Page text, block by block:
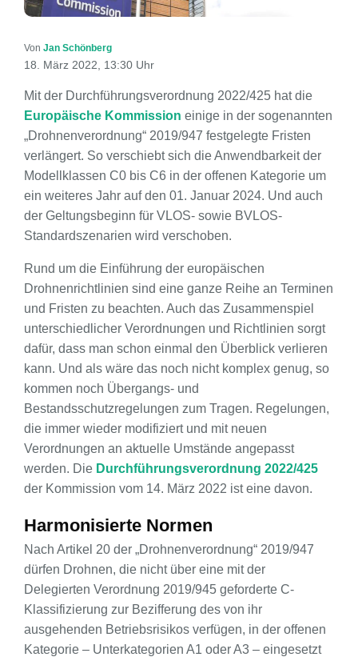
Von Jan Schönberg
18. März 2022, 13:30 Uhr
Mit der Durchführungsverordnung 2022/425 hat die
Europäische Kommission einige in der sogenannten
„Drohnenverordnung“ 2019/947 festgelegte Fristen
verlängert. So verschiebt sich die Anwendbarkeit der
Modellklassen C0 bis C6 in der offenen Kategorie um
ein weiteres Jahr auf den 01. Januar 2024. Und auch
der Geltungsbeginn für VLOS- sowie BVLOS-
Standardszenarien wird verschoben.
Rund um die Einführung der europäischen
Drohnenrichtlinien sind eine ganze Reihe an Terminen
und Fristen zu beachten. Auch das Zusammenspiel
unterschiedlicher Verordnungen und Richtlinien sorgt
dafür, dass man schon einmal den Überblick verlieren
kann. Und als wäre das noch nicht komplex genug, so
kommen noch Übergangs- und
Bestandsschutzregelungen zum Tragen. Regelungen,
die immer wieder modifiziert und mit neuen
Verordnungen an aktuelle Umstände angepasst
werden. Die Durchführungsverordnung 2022/425
der Kommission vom 14. März 2022 ist eine davon.
Harmonisierte Normen
Nach Artikel 20 der „Drohnenverordnung“ 2019/947
dürfen Drohnen, die nicht über eine mit der
Delegierten Verordnung 2019/945 geforderte C-
Klassifizierung zur Bezifferung des von ihr
ausgehenden Betriebsrisikos verfügen, in der offenen
Kategorie – Unterkategorien A1 oder A3 – eingesetzt